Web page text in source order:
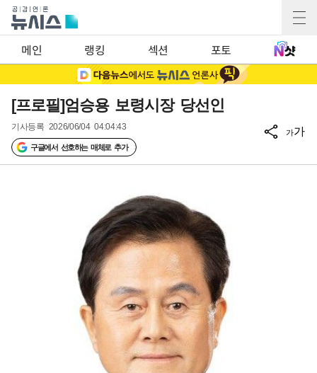
메인 랭킹 섹션 포토
[프로필]엄승용 보령시장 당선인
기사등록 2026/06/04 04:04:43
구글에서 선호하는 매체로 추가
가가